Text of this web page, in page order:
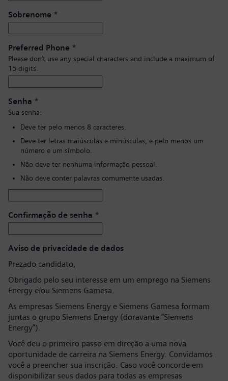
Sobrenome *
Preferred Phone *
Please don’t use any special characters and include a maximum of
15 digits.
Senha *
Sua senha:
Deve ter pelo menos 8 caracteres.
Deve ter letras maiúsculas e minúsculas, e pelo menos um
número e um símbolo.
Não deve ter nenhuma informação pessoal.
Não deve conter palavras comumente usadas.
Confirmação de senha *
Aviso de privacidade de dados
Prezado candidato,
Obrigado pelo seu interesse em um emprego na Siemens
Energy e/ou Siemens Gamesa.
As empresas Siemens Energy e Siemens Gamesa formam
juntas o grupo Siemens Energy (doravante “Siemens
Energy”).
Você deu o primeiro passo em direção a uma nova
oportunidade de carreira na Siemens Energy. Convidamos
você a preencher sua inscrição. Caso você concorde em
disponibilizar seus dados para todas as empresas